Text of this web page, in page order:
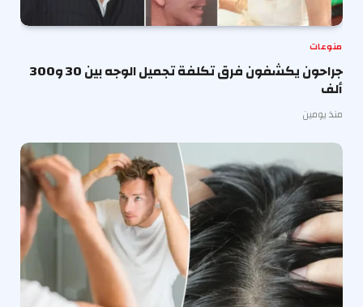
منوعات
جراحون يكشفون فرق تكلفة تجميل الوجه بين 30 و300
ألف
منذ يومين